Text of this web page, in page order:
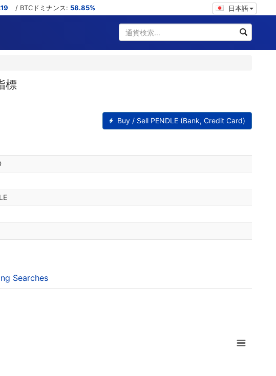
/ BTCドミナンス: 58.85% 日本語
標
Buy / Sell PENDLE (Bank, Credit Card)
Searches